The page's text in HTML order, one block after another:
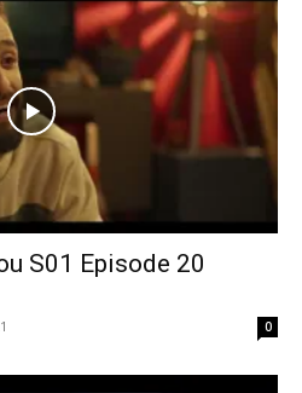
S01 Episode 20
0